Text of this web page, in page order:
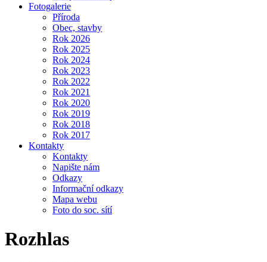
Fotogalerie
Příroda
Obec, stavby
Rok 2026
Rok 2025
Rok 2024
Rok 2023
Rok 2022
Rok 2021
Rok 2020
Rok 2019
Rok 2018
Rok 2017
Kontakty
Kontakty
Napište nám
Odkazy
Informační odkazy
Mapa webu
Foto do soc. sítí
Rozhlas